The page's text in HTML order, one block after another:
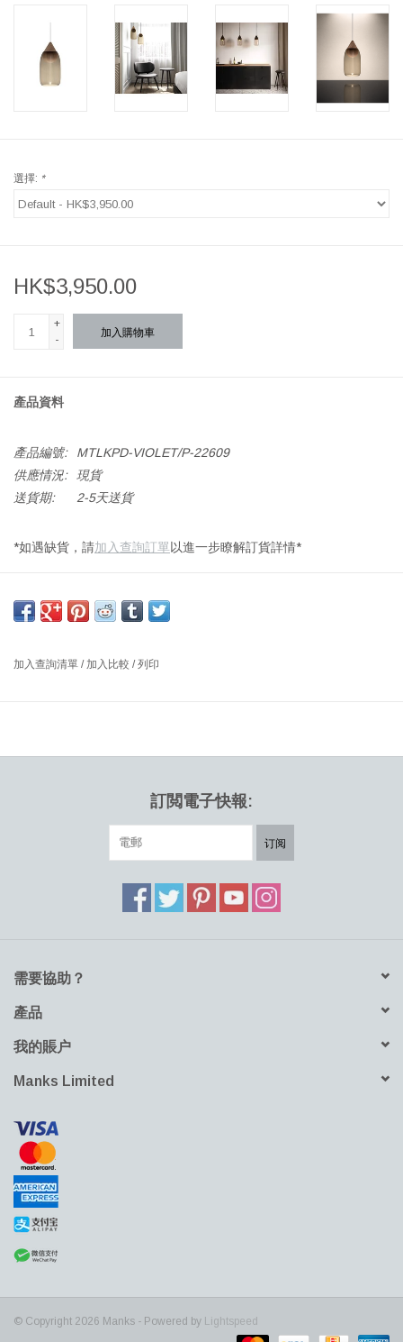
Gift cards
STORIES 故事
選擇: *
HK$3,950.00
+
-
加入購物車
產品資料
產品編號:
MTLKPD-VIOLET/P-22609
供應情況:
現貨
送貨期:
2-5天送貨
*如遇缺貨，請加入查詢訂單以進一步瞭解訂貨詳情*
尺寸：DIA19.5 X H40.5CM
Liuku 是一款現代吊燈，由芬蘭設計師 Maija Puoskari 設計。 Liuku
加入查詢清單 / 加入比較 /列印
訂閲電子快報:
订阅
需要協助？
產品
我的賬户
Manks Limited
© Copyright 2026 Manks - Powered by Lightspeed